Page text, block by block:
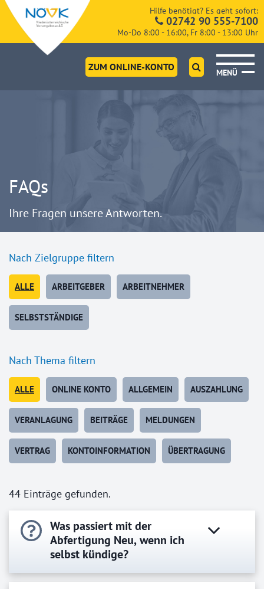
Hilfe benötigt? Es geht sofort:
02742 90 555-7100
Mo-Do 8:00 - 16:00, Fr 8:00 - 13:00 Uhr
ZUM ONLINE-KONTO
MENÜ
FAQs
Ihre Fragen unsere Antworten.
Nach Zielgruppe filtern
ALLE ARBEITGEBER ARBEITNEHMER
SELBSTSTÄNDIGE
Nach Thema filtern
ALLE ONLINE KONTO ALLGEMEIN AUSZAHLUNG
VERANLAGUNG BEITRÄGE MELDUNGEN
VERTRAG KONTOINFORMATION ÜBERTRAGUNG
44 Einträge gefunden.
Was passiert mit der
Abfertigung Neu, wenn ich
selbst kündige?